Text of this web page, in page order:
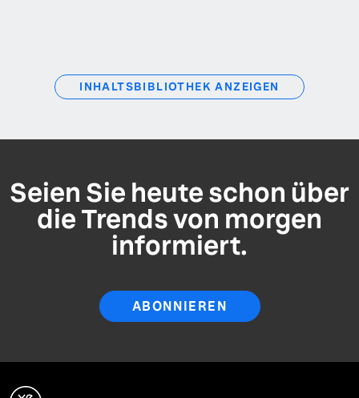
INHALTSBIBLIOTHEK ANZEIGEN
Seien Sie heute schon über
die Trends von morgen
informiert.
ABONNIEREN